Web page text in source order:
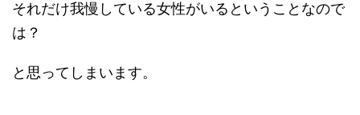
それだけ我慢している女性がいるということなので
は？
と思ってしまいます。